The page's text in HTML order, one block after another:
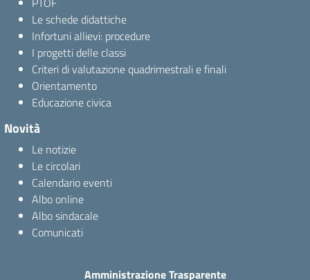
Le schede didattiche
Infortuni allievi: procedure
I progetti delle classi
Criteri di valutazione quadrimestrali e finali
Orientamento
Educazione civica
Novità
Le notizie
Le circolari
Calendario eventi
Albo online
Albo sindacale
Comunicati
Amministrazione Trasparente